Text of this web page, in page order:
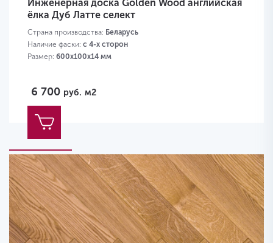
Инженерная доска Golden Wood английская
ёлка Дуб Латте селект
Страна производства: Беларусь
Наличие фаски: с 4-х сторон
Размер: 600х100х14 мм
6 700 руб. м2